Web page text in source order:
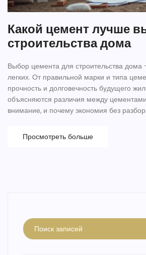
Какой цемент лучше
строительства дома
Выбор цемента для строительства дома
легких. От правильной марки и типа
прочность и долговечность будущего
объясняются различия между
внимание, и почему экономия без
ошибок. В конце узнаете, как хранить
потерял своих свойств.
Просмотреть больше